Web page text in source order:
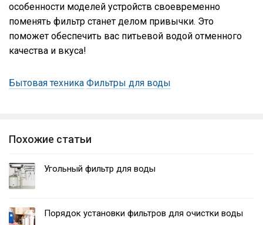
особенности моделей устройств своевременно
поменять фильтр станет делом привычки. Это
поможет обеспечить вас питьевой водой отменного
качества и вкуса!
Бытовая техника Фильтры для воды
Похожие статьи
Угольный фильтр для воды
Порядок установки фильтров для очистки воды